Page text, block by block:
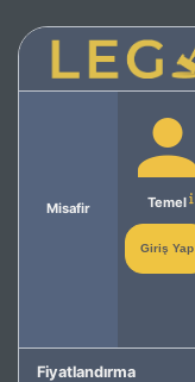
Misafir Temel
Giriş Yap
Fiyatlandırma